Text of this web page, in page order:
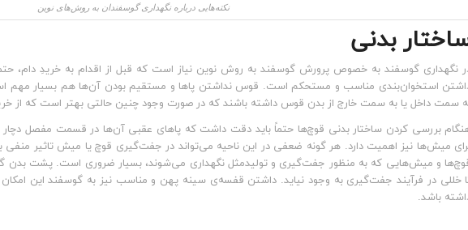
نکته‌هایی درباره نگهداری گوسفندان به روش‌های نوین
بدنی
نگهداری گوسفند به خصوص پرورش گوسفند به روش نوین نیاز است که قبل از اقدام به خریدِ دام،
استخوان‌بندی مناسب و مستحکم است. قوس نداشتن پاها و مستقیم بودن آن‌ها هم بسیار مهم
سمت داخل یا به سمت خارج از بدن قوس داشته باشند که در صورت وجود چنین حالتی بهتر است که از
بررسی کردن ساختار بدنی قوچ‌ها حتماً باید دقت داشت که پاهای عقبی آن‌ها در قسمت مفصل
میش‌ها نیز اهمیت دارد. هر گونه ضعفی در این ناحیه می‌تواند در جفت‌گیری قوچ یا میش تاثیر
و میش‌هایی که به منظور جفت‌گیری و تولیدمثل نگهداری می‌شوند، بسیار ضروری است. پشت بدن
خللی در فرآیند جفت‌گیری به وجود نیاید. داشتن قفسه‌ی سینه پهن و مناسب نیز به گوسفند این
باشد.